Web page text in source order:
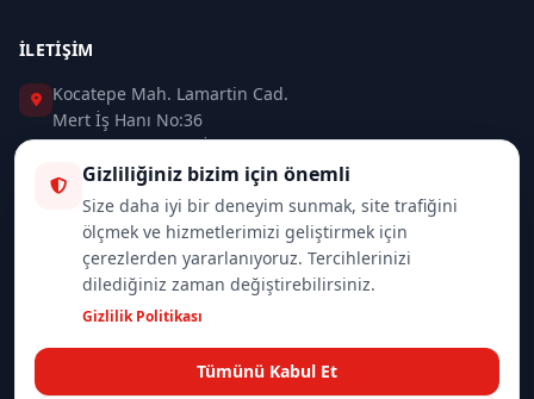
İLETIŞIM
Kocatepe Mah. Lamartin Cad.
Mert İş Hanı No:36
Taksim / Beyoğlu / İSTANBUL
0 (212) 235 37 83
0 (532) 418 08 46
info@merttrade.com
Gizliliğiniz bizim için önemli
Size daha iyi bir deneyim sunmak, site trafiğini
ölçmek ve hizmetlerimizi geliştirmek için
çerezlerden yararlanıyoruz. Tercihlerinizi
dilediğiniz zaman değiştirebilirsiniz.
Gizlilik Politikası
Tümünü Kabul Et